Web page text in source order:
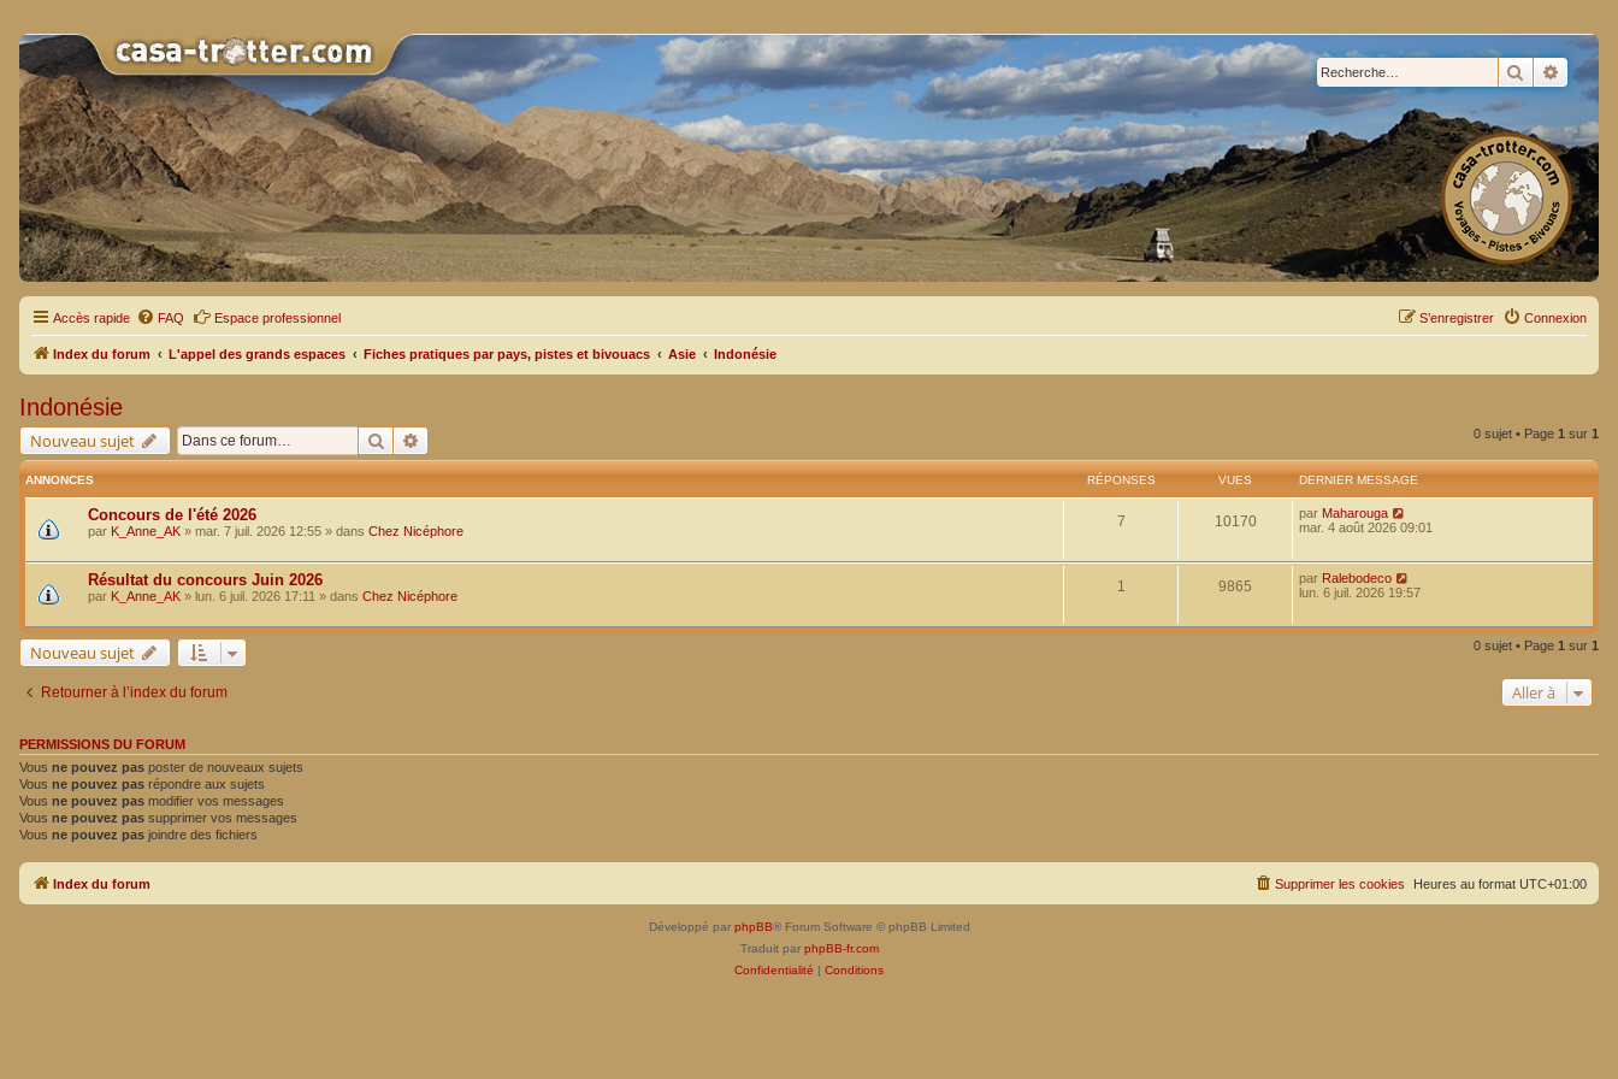
Rechercher
Accès rapide FAQ Espace professionnel Connexion
S’enregistrer
Index du forum L'appel des grands espaces Fiches pratiques par pays, pistes et bivouacs Asie Indonésie
Indonésie
Nouveau sujet Rechercher 0 sujet • Page 1 sur 1
ANNONCES RÉPONSES VUES DERNIER MESSAGE
Concours de l'été 2026
par K_Anne_AK » mar. 7 juil. 2026 12:55 » dans Chez Nicéphore
7 10170 par Maharouga
mar. 4 août 2026 09:01
Résultat du concours Juin 2026
par K_Anne_AK » lun. 6 juil. 2026 17:11 » dans Chez Nicéphore
1 9865 par Ralebodeco
lun. 6 juil. 2026 19:57
Nouveau sujet 0 sujet • Page 1 sur 1
Retourner à l’index du forum Aller à
PERMISSIONS DU FORUM
Vous ne pouvez pas poster de nouveaux sujets
Vous ne pouvez pas répondre aux sujets
Vous ne pouvez pas modifier vos messages
Vous ne pouvez pas supprimer vos messages
Vous ne pouvez pas joindre des fichiers
Index du forum Heures au format UTC+01:00
Supprimer les cookies
Développé par phpBB® Forum Software © phpBB Limited
Traduit par phpBB-fr.com
Confidentialité | Conditions